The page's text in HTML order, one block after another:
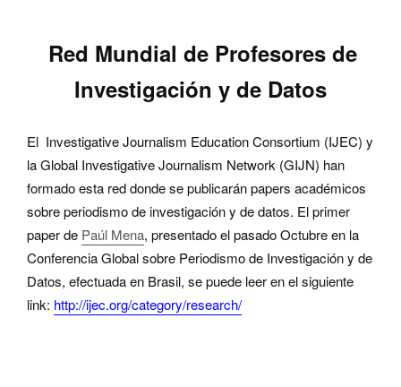
Red Mundial de Profesores de
Investigación y de Datos
El Investigative Journalism Education Consortium (IJEC) y
la Global Investigative Journalism Network (GIJN) han
formado esta red donde se publicaránpapers académicos
sobre periodismo de investigación y de datos. El primer
paper de Paúl Mena, presentado el pasado Octubreen la
Conferencia Global sobre Periodismo de Investigación y de
Datos, efectuada en Brasil, se puede leer en el siguiente
link: http://ijec.org/category/research/